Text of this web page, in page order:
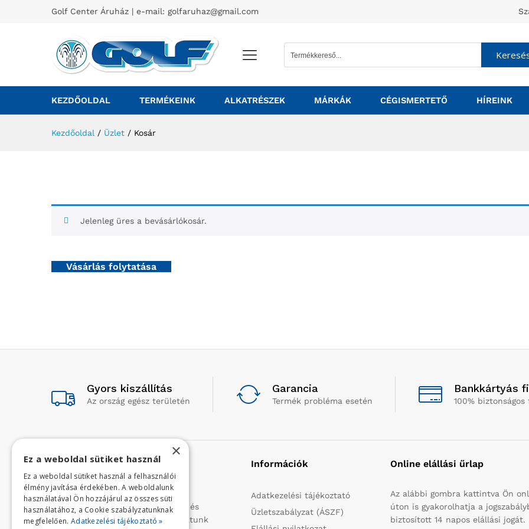
Golf Center Áruház | e-mail: golfaruhaz@gmail.com
KEZDŐOLDAL TERMÉKEINK ALKATRÉSZEK MÁRKÁK CÉGISMERTETŐ HÍREINK
Kezdőoldal / Üzlet / Kosár
Jelenleg üres a bevásárlókosár.
Vásárlás folytatása
Gyors kiszállítás
Az ország egész területén
Garancia
Termék probléma esetén
Bankkártyás
100% biztonságos
Rólunk
Profilunk a mezőgazdasági, kerti
kisgépek és egyéb iparcikkek kis- és
nagykereskedelme. 1991 óta folytatunk
Információk
Adatkezelési tájékoztató
Üzletszabályzat (ÁSZF)
Online elállási űrlap
Az alábbi gombra kattintva Ön
úton is gyakorolhatja a
biztosított 14 napos elállási jogát.
×
Ez a weboldal sütiket használ
Ez a weboldal sütiket használ a felhasználói
élmény javítása érdekében. A weboldalunk
használatával Ön hozzájárul az összes süti
használatához, a Cookie szabályzatunknak
megfelelően. Adatkezelési tájékoztató »